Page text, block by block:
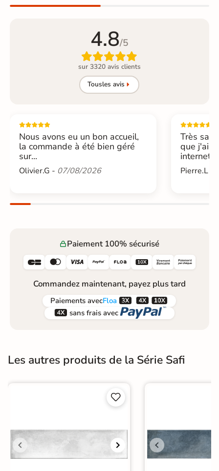
4.8/5

sur 3320 avis clients
Tousles avis
Nous avons eu un bon accueil,
la commande à été bien géré
sur...
Olivier.G - 07/08/2026
Très
que j'ai
internet....
Pierre.L -
Paiement 100% sécurisé
     
Commandez maintenant, payez plus tard
Paiements avecFloa  
 sans frais avec 
Les autres produits de la Série Safi

